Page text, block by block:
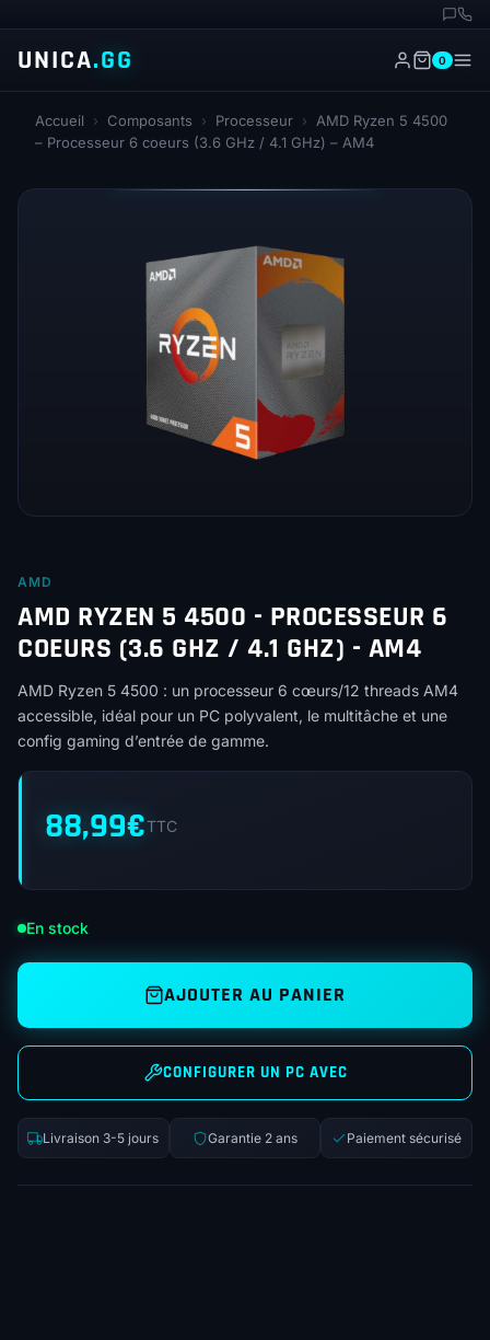
UNICA.GG 0
Accueil › Composants › Processeur ›
AMD Ryzen 5 4500
– Processeur 6 coeurs (3.6 GHz / 4.1 GHz) – AM4
AMD
AMD RYZEN 5 4500 - PROCESSEUR 6
COEURS (3.6 GHZ / 4.1 GHZ) - AM4
AMD Ryzen 5 4500 : un processeur 6 cœurs/12 threads AM4
accessible, idéal pour un PC polyvalent, le multitâche et une
config gaming d’entrée de gamme.
88,99€TTC
En stock
AJOUTER AU PANIER
CONFIGURER UN PC AVEC
Livraison 3-5 jours Garantie 2 ans Paiement sécurisé